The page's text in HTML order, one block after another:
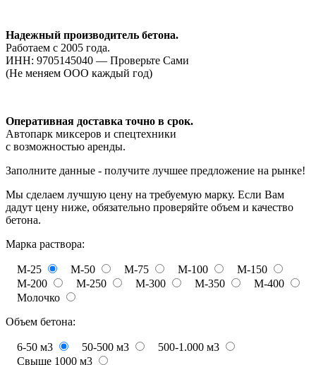
Надежный производитель бетона.
Работаем с 2005 года.
ИНН: 9705145040 — Проверьте Сами
(Не меняем ООО каждый год)
Оперативная доставка точно в срок.
Автопарк миксеров и спецтехники
с возможностью аренды.
Заполните данные - получите лучшее предложение на рынке!
Мы сделаем лучшую цену на требуемую марку. Если Вам
дадут цену ниже, обязательно проверяйте объем и качество
бетона.
Марка раствора:
М-25 М-50 М-75 М-100
М-150
М-200
М-250 М-300 М-350
М-400
Молочко
Объем бетона:
6-50 м3 50-500 м3
500-1.000 м3
Свыше 1000 м3